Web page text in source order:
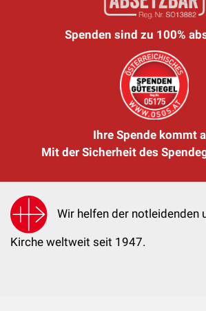
Spenden sind zu 100%
Ihre Spende kommt
Mit der Sicherheit des
Wir helfen der notleidenden
Kirche weltweit seit 1947.